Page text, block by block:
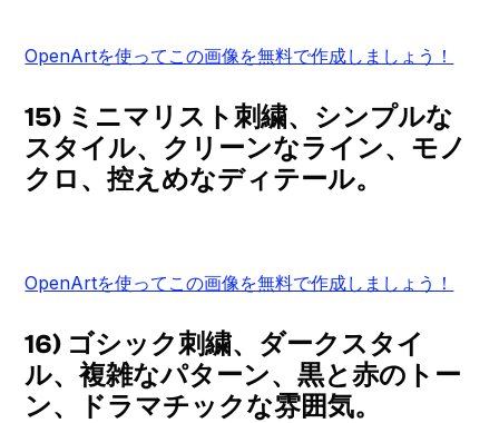
OpenArtを使ってこの画像を無料で作成しましょう！
15) ミニマリスト刺繍、シンプルな
スタイル、クリーンなライン、モノ
クロ、控えめなディテール。
OpenArtを使ってこの画像を無料で作成しましょう！
16) ゴシック刺繍、ダークスタイ
ル、複雑なパターン、黒と赤のトー
ン、ドラマチックな雰囲気。